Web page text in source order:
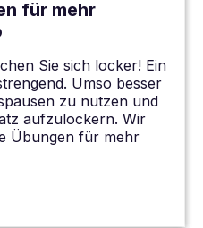
für mehr
Sie sich locker! Ein
Umso besser
zu nutzen und
aufzulockern. Wir
Übungen für mehr